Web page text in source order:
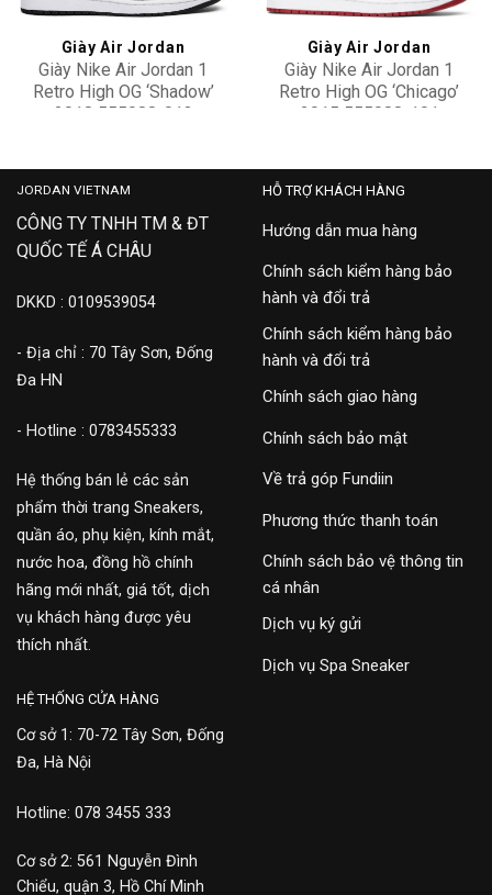
Giày Air Jordan
Giày Nike Air Jordan 1
Retro High OG ‘Shadow’
2018 555088-013
Giày Air Jordan
Giày Nike Air Jordan 1
Retro High OG ‘Chicago’
2015 555088-101
JORDAN VIETNAM
CÔNG TY TNHH TM & ĐT
QUỐC TẾ Á CHÂU
DKKD : 0109539054
- Địa chỉ : 70 Tây Sơn, Đống
Đa HN
- Hotline : 0783455333
Hệ thống bán lẻ các sản
phẩm thời trang Sneakers,
quần áo, phụ kiện, kính mắt,
nước hoa, đồng hồ chính
hãng mới nhất, giá tốt, dịch
vụ khách hàng được yêu
thích nhất.
HỖ TRỢ KHÁCH HÀNG
Hướng dẫn mua hàng
Chính sách kiểm hàng bảo
hành và đổi trả
Chính sách kiểm hàng bảo
hành và đổi trả
Chính sách giao hàng
Chính sách bảo mật
Về trả góp Fundiin
Phương thức thanh toán
Chính sách bảo vệ thông tin
cá nhân
Dịch vụ ký gửi
Dịch vụ Spa Sneaker
HỆ THỐNG CỬA HÀNG
Cơ sở 1: 70-72 Tây Sơn, Đống
Đa, Hà Nội
Hotline: 078 3455 333
Cơ sở 2: 561 Nguyễn Đình
Chiểu, quận 3, Hồ Chí Minh